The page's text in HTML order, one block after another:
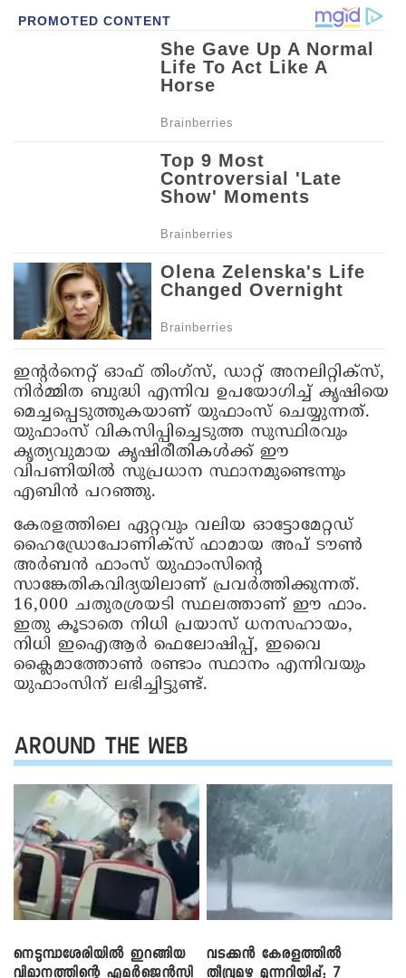
ഇന്റര്‍നെറ്റ് ഓഫ് തിംഗ്സ്, ഡാറ്റ് അനലിറ്റിക്സ്,
നിര്‍മ്മിത ബുദ്ധി എന്നിവ ഉപയോഗിച്ച് കൃഷിയെ
മെച്ചപ്പെടുത്തുകയാണ് യുഫാംസ് ചെയ്യുന്നത്.
യുഫാംസ് വികസിപ്പിച്ചെടുത്ത സുസ്ഥിരവും
കൃത്യവുമായ കൃഷിരീതികള്‍ക്ക് ഈ
വിപണിയില്‍ സുപ്രധാന സ്ഥാനമുണ്ടെന്നും
എബിന്‍ പറഞ്ഞു.
കേരളത്തിലെ ഏറ്റവും വലിയ ഓട്ടോമേറ്റഡ്
ഹൈഡ്രോപോണിക്സ് ഫാമായ അപ് ടൗണ്‍
അര്‍ബന്‍ ഫാംസ് യുഫാംസിന്റെ
സാങ്കേതികവിദ്യയിലാണ് പ്രവര്‍ത്തിക്കുന്നത്.
16,000 ചതുരശ്രയടി സ്ഥലത്താണ് ഈ ഫാം.
ഇതു കൂടാതെ നിധി പ്രയാസ് ധനസഹായം,
നിധി ഇഐആര്‍ ഫെലോഷിപ്പ്, ഇവൈ
ക്ലൈമാത്തോണ്‍ രണ്ടാം സ്ഥാനം എന്നിവയും
യുഫാംസിന് ലഭിച്ചിട്ടുണ്ട്.
AROUND THE WEB
നെടുമ്പാശേരിയിൽ ഇറങ്ങിയ
വിമാനത്തിന്റെ എമർജെൻസി
വടക്കൻ കേരളത്തിൽ
തീവ്രമഴ മുന്നറിയിപ്പ്; 7